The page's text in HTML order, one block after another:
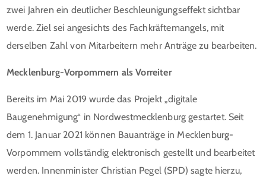
zwei Jahren ein deutlicher Beschleunigungseffekt sichtbar
werde. Ziel sei angesichts des Fachkräftemangels, mit
derselben Zahl von Mitarbeitern mehr Anträge zu bearbeiten.
Mecklenburg-Vorpommern als Vorreiter
Bereits im Mai 2019 wurde das Projekt „digitale
Baugenehmigung“ in Nordwestmecklenburg gestartet. Seit
dem 1. Januar 2021 können Bauanträge in Mecklenburg-
Vorpommern vollständig elektronisch gestellt und bearbeitet
werden. Innenminister Christian Pegel (SPD) sagte hierzu,